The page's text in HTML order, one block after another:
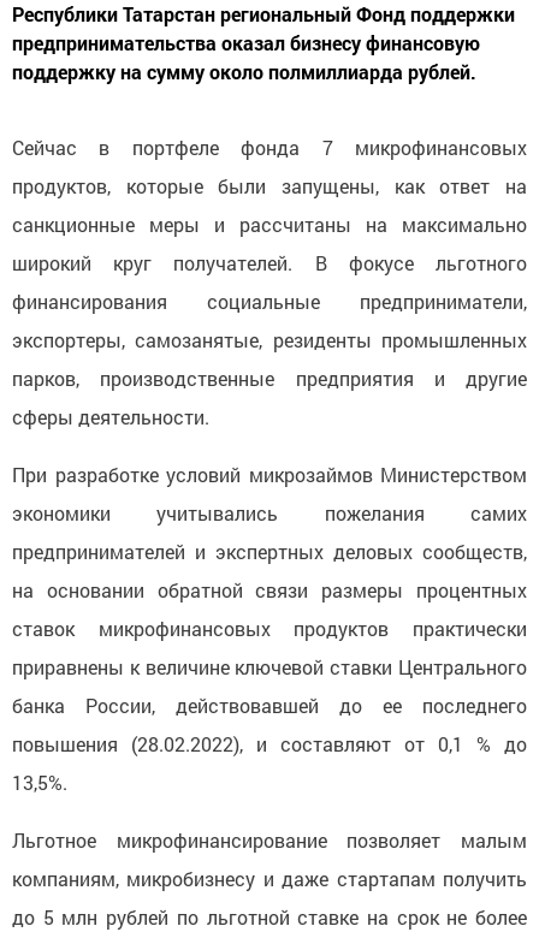
Республики Татарстан региональный Фонд поддержки
предпринимательства оказал бизнесу финансовую
поддержку на сумму около полмиллиарда рублей.
Сейчас в портфеле фонда 7 микрофинансовых
продуктов, которые были запущены, как ответ на
санкционные меры и рассчитаны на максимально
широкий круг получателей. В фокусе льготного
финансирования социальные предприниматели,
экспортеры, самозанятые, резиденты промышленных
парков, производственные предприятия и другие
сферы деятельности.
При разработке условий микрозаймов Министерством
экономики учитывались пожелания самих
предпринимателей и экспертных деловых сообществ,
на основании обратной связи размеры процентных
ставок микрофинансовых продуктов практически
приравнены к величине ключевой ставки Центрального
банка России, действовавшей до ее последнего
повышения (28.02.2022), и составляют от 0,1 % до
13,5%.
Льготное микрофинансирование позволяет малым
компаниям, микробизнесу и даже стартапам получить
до 5 млн рублей по льготной ставке на срок не более